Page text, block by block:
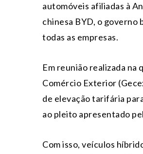
automóveis afiliadas à
chinesa BYD, o governo
todas as empresas.
Em reunião realizada na
Comércio Exterior
de elevação tarifária
ao pleito apresentado
Com isso, veículos